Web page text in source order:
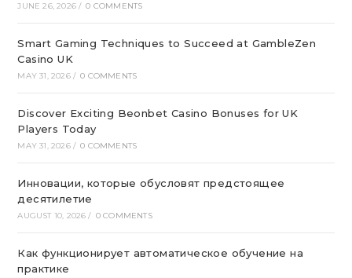
JUNE 26, 2026 / 0 COMMENTS
Smart Gaming Techniques to Succeed at GambleZen
Casino UK
MAY 31, 2026 / 0 COMMENTS
Discover Exciting Beonbet Casino Bonuses for UK
Players Today
MAY 31, 2026 / 0 COMMENTS
Инновации, которые обусловят предстоящее
десятилетие
AUGUST 10, 2026 / 0 COMMENTS
Как функционирует автоматическое обучение на
практике